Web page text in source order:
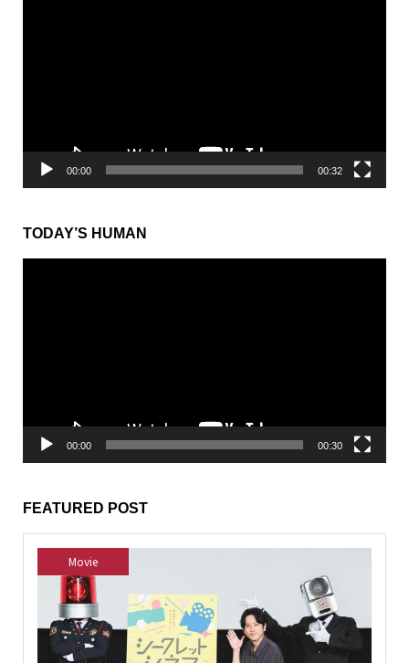
00:00 00:32
TODAY’S HUMAN
00:00 00:30
FEATURED POST
Movie